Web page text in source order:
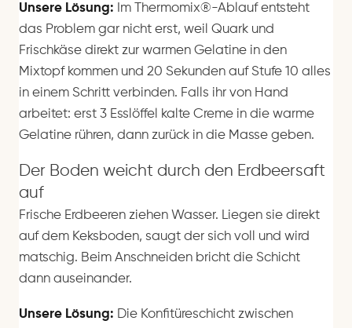
Unsere Lösung: Im Thermomix®-Ablauf entsteht
das Problem gar nicht erst, weil Quark und
Frischkäse direkt zur warmen Gelatine in den
Mixtopf kommen und 20 Sekunden auf Stufe 10 alles
in einem Schritt verbinden. Falls ihr von Hand
arbeitet: erst 3 Esslöffel kalte Creme in die warme
Gelatine rühren, dann zurück in die Masse geben.
Der Boden weicht durch den Erdbeersaft
auf
Frische Erdbeeren ziehen Wasser. Liegen sie direkt
auf dem Keksboden, saugt der sich voll und wird
matschig. Beim Anschneiden bricht die Schicht
dann auseinander.
Unsere Lösung: Die Konfitüreschicht zwischen